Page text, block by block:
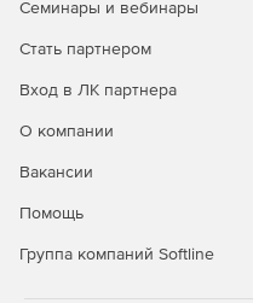
Семинары и вебинары
Стать партнером
Вход в ЛК партнера
О компании
Вакансии
Помощь
Группа компаний Softline